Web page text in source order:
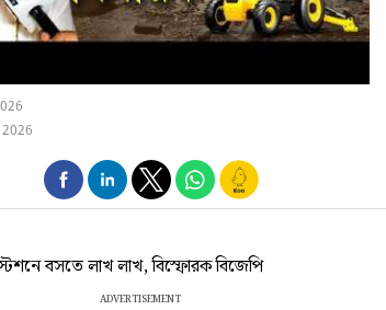
বসতে লাখ লাখ, বিস্ফোরক বিজেপি
ADVERTISEMENT